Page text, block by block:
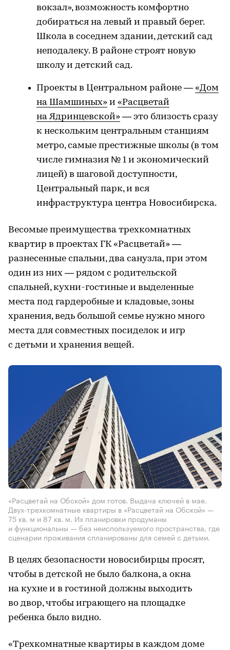
вокзал», возможность комфортно
добираться на левый и правый берег.
Школа в соседнем здании, детский сад
неподалеку. В районе строят новую
школу и детский сад.
Проекты в Центральном районе — «Дом
на Шамшиных» и «Расцветай
на Ядринцевской» — это близость сразу
к нескольким центральным станциям
метро, самые престижные школы (в том
числе гимназия № 1 и экономический
лицей) в шаговой доступности,
Центральный парк, и вся
инфраструктура центра Новосибирска.
Весомые преимущества трехкомнатных
квартир в проектах ГК «Расцветай» —
разнесенные спальни, два санузла, при этом
один из них — рядом с родительской
спальней, кухни-гостиные и выделенные
места под гардеробные и кладовые, зоны
хранения, ведь большой семье нужно много
места для совместных посиделок и игр
с детьми и хранения вещей.
«Расцветай на Обской» дом готов. Выдача ключей в мае.
Двух-трехкомнатные квартиры в «Расцветай на Обской» —
75 кв. м и 87 кв. м. Их планировки продуманы
и функциональны — без неиспользуемого пространства, где
сценарии проживания спланированы для семей с детьми.
В целях безопасности новосибирцы просят,
чтобы в детской не было балкона, а окна
на кухне и в гостиной должны выходить
во двор, чтобы играющего на площадке
ребенка было видно.
«Трехкомнатные квартиры в каждом доме